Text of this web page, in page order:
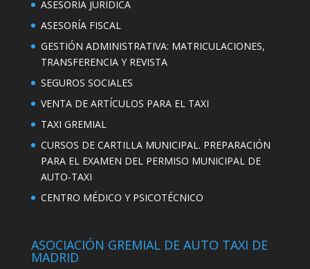
ASESORÍA JURÍDICA
ASESORÍA FISCAL
GESTIÓN ADMINISTRATIVA: MATRICULACIONES,
TRANSFERENCIA Y REVISTA
SEGUROS SOCIALES
VENTA DE ARTÍCULOS PARA EL TAXI
TAXI GREMIAL
CURSOS DE CARTILLA MUNICIPAL. PREPARACIÓN
PARA EL EXAMEN DEL PERMISO MUNICIPAL DE
AUTO-TAXI
CENTRO MÉDICO Y PSICOTÉCNICO
ASOCIACIÓN GREMIAL DE AUTO TAXI DE
MADRID